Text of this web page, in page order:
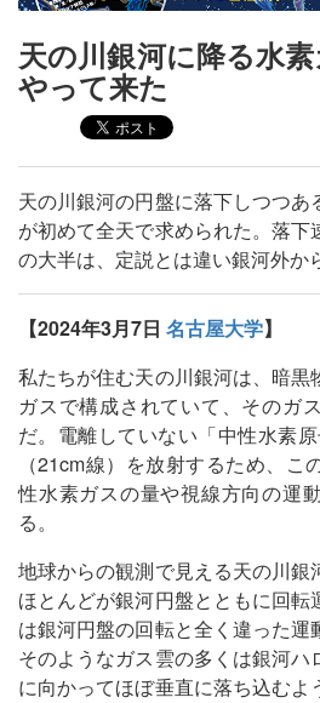
天の川銀河に降る水
やって来た
天の川銀河の円盤に落下しつつ
が初めて全天で求められた。落下
の大半は、定説とは違い銀河外か
【2024年3月7日 名古屋大学】
私たちが住む天の川銀河は、暗
ガスで構成されていて、そのガ
だ。電離していない「中性水素
（21cm線）を放射するため、こ
性水素ガスの量や視線方向の運
る。
地球からの観測で見える天の川銀
ほとんどが銀河円盤とともに回転
は銀河円盤の回転と全く違った運
そのようなガス雲の多くは銀河ハ
に向かってほぼ垂直に落ち込むよ